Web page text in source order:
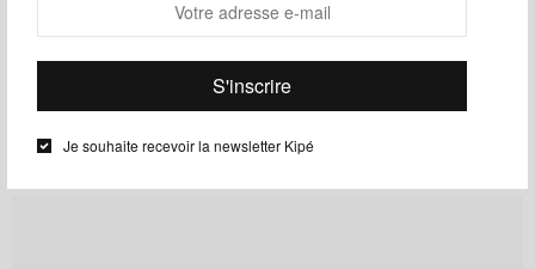
Je souhaite recevoir la newsletter Kipé
Nous sommes situés au coeur
du 18ème arrondissement de
Paris